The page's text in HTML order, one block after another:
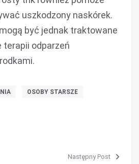
uszkodzony naskórek.
być jednak traktowane
terapii odparzeń
OSOBY STARSZE
Następny Post